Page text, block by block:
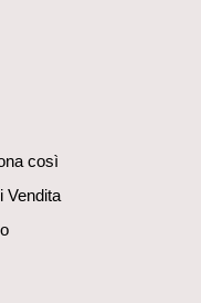
così
Vendita